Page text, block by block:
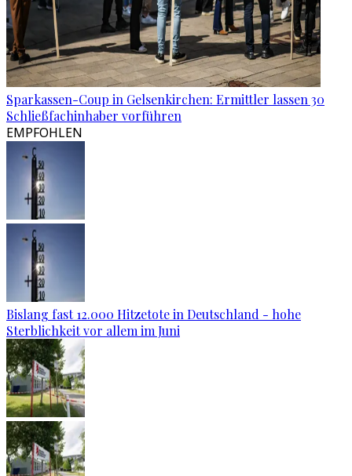
Sparkassen-Coup in Gelsenkirchen: Ermittler lassen 30
Schließfachinhaber vorführen
EMPFOHLEN
Bislang fast 12.000 Hitzetote in Deutschland - hohe
Sterblichkeit vor allem im Juni